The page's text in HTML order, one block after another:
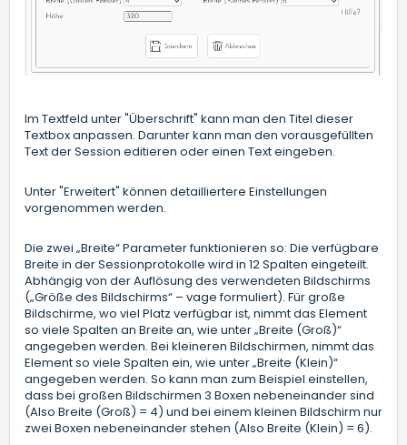
Im Textfeld unter "Überschrift" kann man den Titel dieser
Textbox anpassen. Darunter kann man den vorausgefüllten
Text der Session editieren oder einen Text eingeben.
Unter "Erweitert" können detailliertere Einstellungen
vorgenommen werden.
Die zwei „Breite“ Parameter funktionieren so: Die verfügbare
Breite in der Sessionprotokolle wird in 12 Spalten eingeteilt.
Abhängig von der Auflösung des verwendeten Bildschirms
(„Größe des Bildschirms“ – vage formuliert). Für große
Bildschirme, wo viel Platz verfügbar ist, nimmt das Element
so viele Spalten an Breite an, wie unter „Breite (Groß)“
angegeben werden. Bei kleineren Bildschirmen, nimmt das
Element so viele Spalten ein, wie unter „Breite (Klein)“
angegeben werden. So kann man zum Beispiel einstellen,
dass bei großen Bildschirmen 3 Boxen nebeneinander sind
(Also Breite (Groß) = 4) und bei einem kleinen Bildschirm nur
zwei Boxen nebeneinander stehen (Also Breite (Klein) = 6).